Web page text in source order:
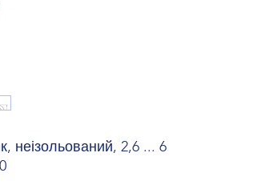
неізольований, 2,6 ... 6